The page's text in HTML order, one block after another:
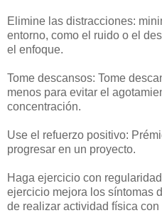
Elimine las distracciones:
entorno, como el ruido o el
el enfoque.
Tome descansos: Tome
menos para evitar el
concentración.
Use el refuerzo positivo:
progresar en un proyecto.
Haga ejercicio con
ejercicio mejora los síntomas
de realizar actividad física con